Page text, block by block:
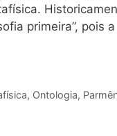
primeira”, pois
, Ontologia,